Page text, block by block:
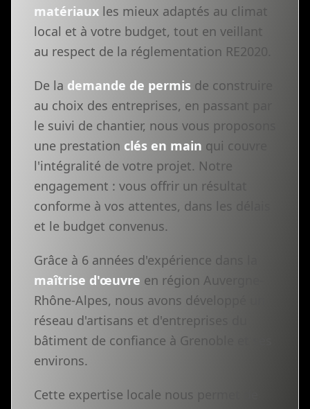
matériaux les mieux adaptés au climat
local et à votre budget, tout en veillant
au respect de la réglementation RE2020.
De la demande de permis de construire
au choix des entreprises, en passant par
le suivi de chantier, nous vous proposons
une prestation clés en main qui couvre
l'intégralité de votre projet. Notre
engagement : vous offrir un résultat
conforme à vos attentes, dans les délais
et le budget convenus.
Grâce à 6 années d'expérience dans la
maîtrise d'œuvre en région Auvergne-
Rhône-Alpes, nous avons développé un
réseau d'artisans et d'entreprises du
bâtiment de confiance à Grenoble et ses
environs.
Cette expertise locale nous permet de